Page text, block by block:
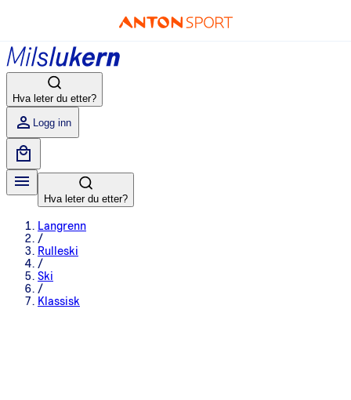
Hva leter du etter?
Logg inn
Hva leter du etter?
Langrenn
/
Rulleski
/
Ski
/
Klassisk